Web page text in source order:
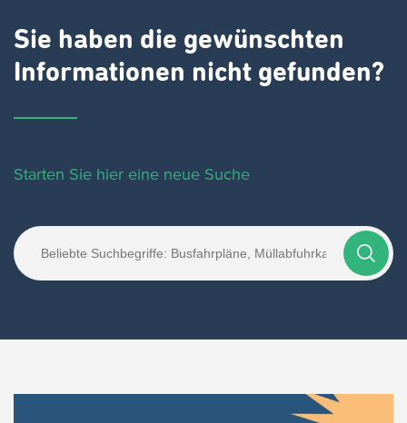
Sie haben die gewünschten
Informationen nicht gefunden?
Starten Sie hier eine neue Suche